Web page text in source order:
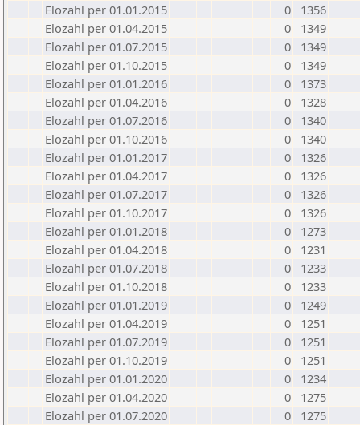
Elozahl per 01.01.2015
0
1356
Elozahl per 01.04.2015
0
1349
Elozahl per 01.07.2015
0
1349
Elozahl per 01.10.2015
0
1349
Elozahl per 01.01.2016
0
1373
Elozahl per 01.04.2016
0
1328
Elozahl per 01.07.2016
0
1340
Elozahl per 01.10.2016
0
1340
Elozahl per 01.01.2017
0
1326
Elozahl per 01.04.2017
0
1326
Elozahl per 01.07.2017
0
1326
Elozahl per 01.10.2017
0
1326
Elozahl per 01.01.2018
0
1273
Elozahl per 01.04.2018
0
1231
Elozahl per 01.07.2018
0
1233
Elozahl per 01.10.2018
0
1233
Elozahl per 01.01.2019
0
1249
Elozahl per 01.04.2019
0
1251
Elozahl per 01.07.2019
0
1251
Elozahl per 01.10.2019
0
1251
Elozahl per 01.01.2020
0
1234
Elozahl per 01.04.2020
0
1275
Elozahl per 01.07.2020
0
1275